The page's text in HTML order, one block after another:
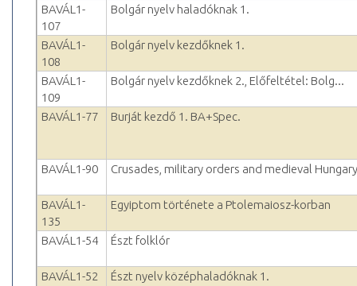
BAVÁL1-
107
Bolgár nyelv haladóknak 1.
BAVÁL1-
108
Bolgár nyelv kezdőknek 1.
BAVÁL1-
109
Bolgár nyelv kezdőknek 2., Előfeltétel: Bolg...
BAVÁL1-77 Burját kezdő 1. BA+Spec.
BAVÁL1-90 Crusades, military orders and medieval Hungary
BAVÁL1-
135
Egyiptom története a Ptolemaiosz-korban
BAVÁL1-54 Észt folklór
BAVÁL1-52 Észt nyelv középhaladóknak 1.